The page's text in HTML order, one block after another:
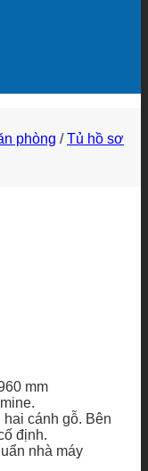
phòng / Tủ hồ sơ
mm
cánh gỗ. Bên
định.
nhà máy